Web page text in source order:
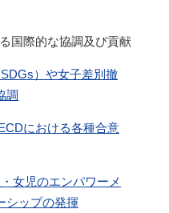
国際的な協調及び貢献
）や女子差別撤
調
における各種合意
女児のエンパワーメ
シップの発揮